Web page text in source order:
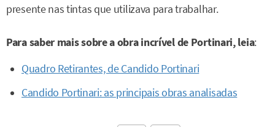
presente nas tintas que utilizava para trabalhar.
Para saber mais sobre a obra incrível de Portinari, leia:
Quadro Retirantes, de Candido Portinari
Candido Portinari: as principais obras analisadas